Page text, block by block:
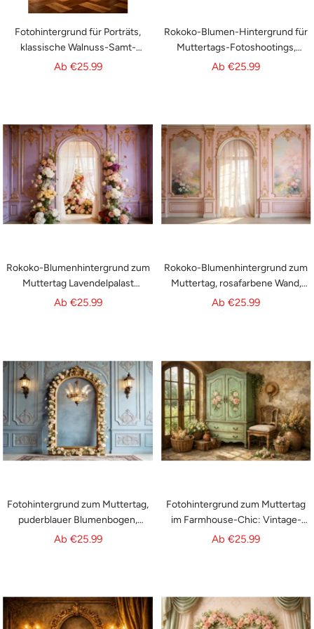
Fotohintergrund für Porträts,
klassische Walnuss-Samt-
Vorhänge, Säulen, abstrakte
Angebotspreis
Ab €25.99
Rokoko-Blumen-Hintergrund für
Muttertags-Fotoshootings,
Goldener Garten-Wandbogen,
Angebotspreis
Ab€25.99
Rokoko-Blumenhintergrund zum
Muttertag Lavendelpalast
Blütenbogen Fotohintergrund
Angebotspreis
Ab €25.99
Rokoko-Blumenhintergrund zum
Muttertag, rosafarbene Wand,
Blumenbogen, Fotohintergrund
Angebotspreis
Ab€25.99
Fotohintergrund zum Muttertag,
puderblauer Blumenbogen,
Kronleuchter, CSH63-78
Angebotspreis
Ab €25.99
Fotohintergrund zum Muttertag
im Farmhouse-Chic: Vintage-
Kleiderschrank in Mintgrün,
Angebotspreis
Ab€25.99